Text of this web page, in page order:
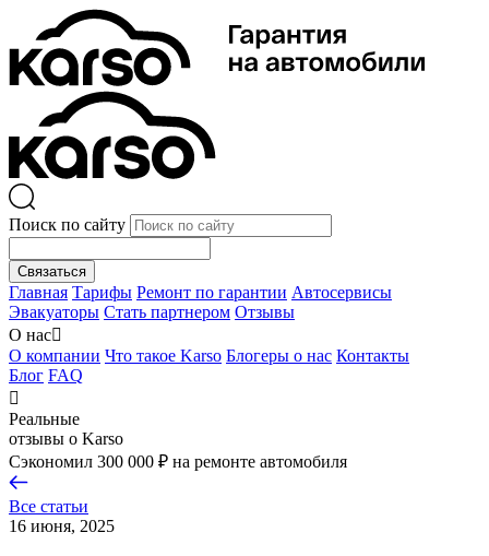
Поиск по сайту
Связаться
Главная Тарифы Ремонт по гарантии Автосервисы
Эвакуаторы Стать партнером Отзывы
О нас
О компании Что такое Karso Блогеры о нас Контакты
Блог FAQ

Реальные
отзывы о Karso
Сэкономил 300 000 ₽ на ремонте автомобиля
Все статьи
16 июня, 2025